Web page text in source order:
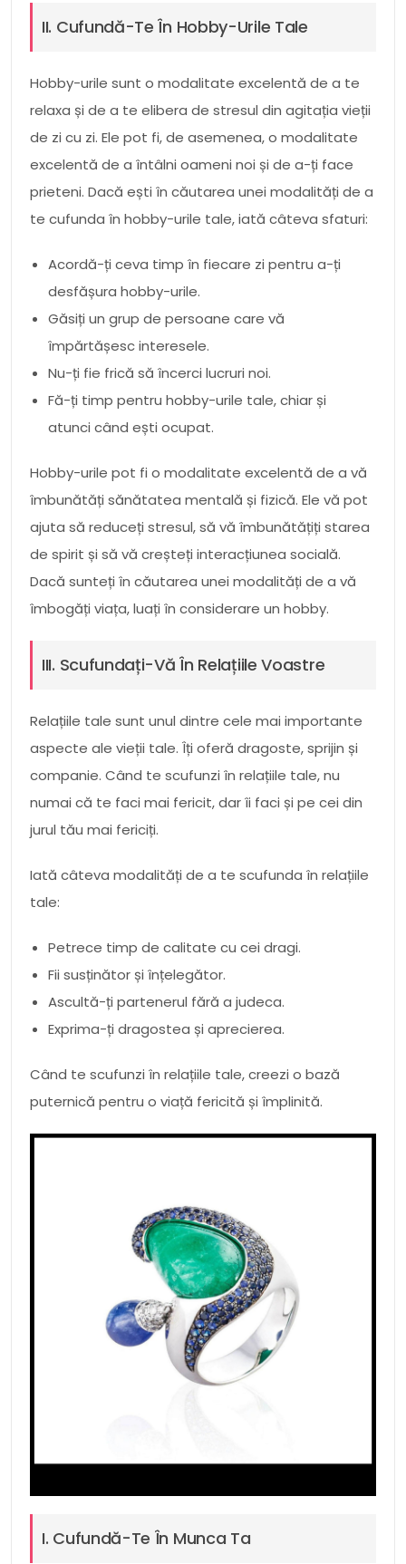
II. Cufundă-Te În Hobby-Urile Tale
Hobby-urile sunt o modalitate excelentă de a te
relaxa și de a te elibera de stresul din agitația vieții
de zi cu zi. Ele pot fi, de asemenea, o modalitate
excelentă de a întâlni oameni noi și de a-ți face
prieteni. Dacă ești în căutarea unei modalități de a
te cufunda în hobby-urile tale, iată câteva sfaturi:
Acordă-ți ceva timp în fiecare zi pentru a-ți
desfășura hobby-urile.
Găsiți un grup de persoane care vă
împărtășesc interesele.
Nu-ți fie frică să încerci lucruri noi.
Fă-ți timp pentru hobby-urile tale, chiar și
atunci când ești ocupat.
Hobby-urile pot fi o modalitate excelentă de a vă
îmbunătăți sănătatea mentală și fizică. Ele vă pot
ajuta să reduceți stresul, să vă îmbunătățiți starea
de spirit și să vă creșteți interacțiunea socială.
Dacă sunteți în căutarea unei modalități de a vă
îmbogăți viața, luați în considerare un hobby.
III. Scufundați-Vă În Relațiile Voastre
Relațiile tale sunt unul dintre cele mai importante
aspecte ale vieții tale. Îți oferă dragoste, sprijin și
companie. Când te scufunzi în relațiile tale, nu
numai că te faci mai fericit, dar îi faci și pe cei din
jurul tău mai fericiți.
Iată câteva modalități de a te scufunda în relațiile
tale:
Petrece timp de calitate cu cei dragi.
Fii susținător și înțelegător.
Ascultă-ți partenerul fără a judeca.
Exprima-ți dragostea și aprecierea.
Când te scufunzi în relațiile tale, creezi o bază
puternică pentru o viață fericită și împlinită.
I. Cufundă-Te În Munca Ta